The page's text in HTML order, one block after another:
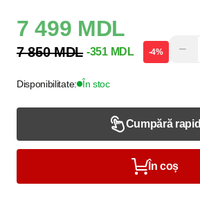
7 499 MDL
7 850 MDL -351 MDL -4% −
Disponibilitate: În stoc
Cumpără rapid
În coș